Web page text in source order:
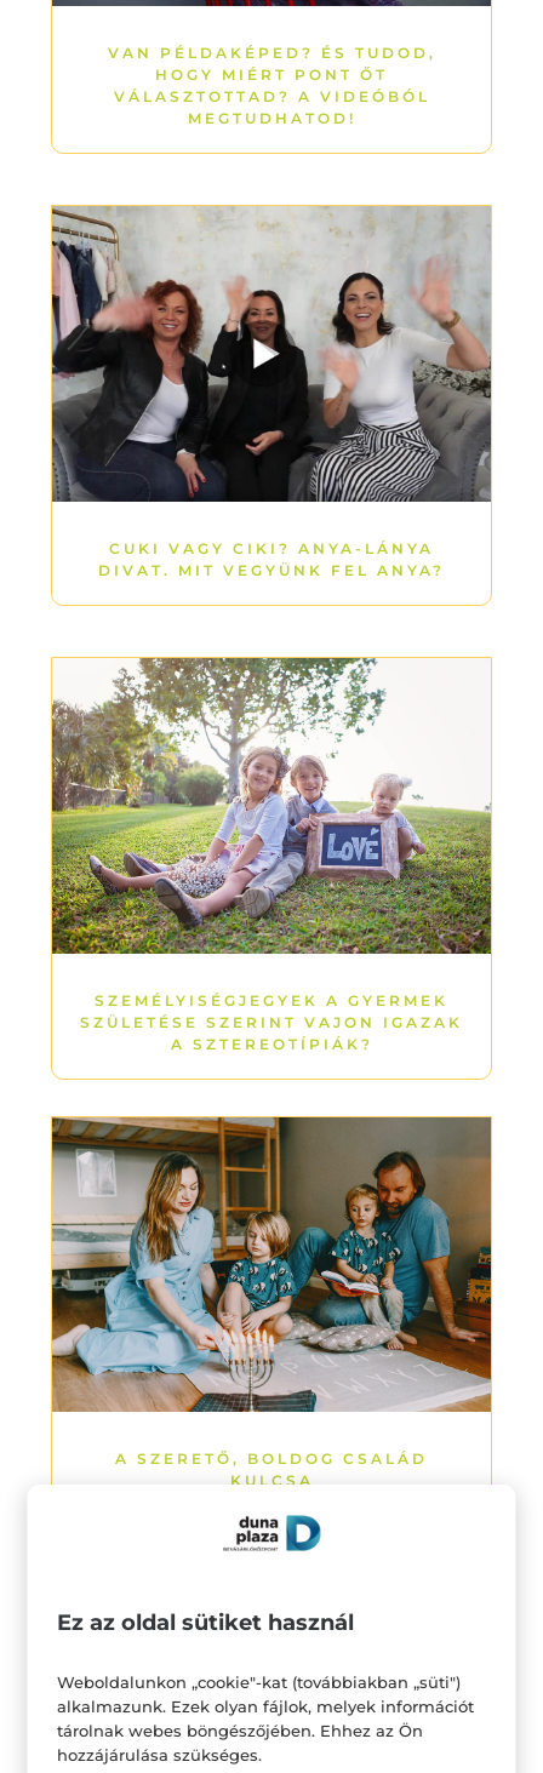
VAN PÉLDAKÉPED? ÉS TUDOD,
HOGY MIÉRT PONT ŐT
VÁLASZTOTTAD? A VIDEÓBÓL
MEGTUDHATOD!
CUKI VAGY CIKI? ANYA-LÁNYA
DIVAT. MIT VEGYÜNK FEL ANYA?
SZEMÉLYISÉGJEGYEK A GYERMEK
SZÜLETÉSE SZERINT VAJON IGAZAK
A SZTEREOTÍPIÁK?
A SZERETŐ, BOLDOG CSALÁD
KULCSA
Ez az oldal sütiket használ
Weboldalunkon „cookie"-kat (továbbiakban „süti")
alkalmazunk. Ezek olyan fájlok, melyek információt
tárolnak webes böngészőjében. Ehhez az Ön
hozzájárulása szükséges.